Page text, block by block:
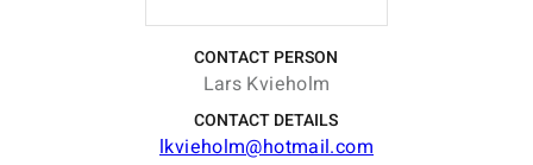
CONTACT PERSON
Lars Kvieholm
CONTACT DETAILS
lkvieholm@hotmail.com